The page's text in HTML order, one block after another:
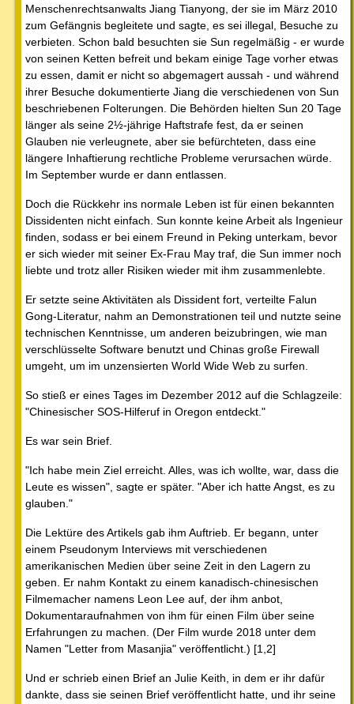
Menschenrechtsanwalts Jiang Tianyong, der sie im März 2010
zum Gefängnis begleitete und sagte, es sei illegal, Besuche zu
verbieten. Schon bald besuchten sie Sun regelmäßig - er wurde
von seinen Ketten befreit und bekam einige Tage vorher etwas
zu essen, damit er nicht so abgemagert aussah - und während
ihrer Besuche dokumentierte Jiang die verschiedenen von Sun
beschriebenen Folterungen. Die Behörden hielten Sun 20 Tage
länger als seine 2½-jährige Haftstrafe fest, da er seinen
Glauben nie verleugnete, aber sie befürchteten, dass eine
längere Inhaftierung rechtliche Probleme verursachen würde.
Im September wurde er dann entlassen.
Doch die Rückkehr ins normale Leben ist für einen bekannten
Dissidenten nicht einfach. Sun konnte keine Arbeit als Ingenieur
finden, sodass er bei einem Freund in Peking unterkam, bevor
er sich wieder mit seiner Ex-Frau May traf, die Sun immer noch
liebte und trotz aller Risiken wieder mit ihm zusammenlebte.
Er setzte seine Aktivitäten als Dissident fort, verteilte Falun
Gong-Literatur, nahm an Demonstrationen teil und nutzte seine
technischen Kenntnisse, um anderen beizubringen, wie man
verschlüsselte Software benutzt und Chinas große Firewall
umgeht, um im unzensierten World Wide Web zu surfen.
So stieß er eines Tages im Dezember 2012 auf die Schlagzeile:
"Chinesischer SOS-Hilferuf in Oregon entdeckt."
Es war sein Brief.
"Ich habe mein Ziel erreicht. Alles, was ich wollte, war, dass die
Leute es wissen", sagte er später. "Aber ich hatte Angst, es zu
glauben."
Die Lektüre des Artikels gab ihm Auftrieb. Er begann, unter
einem Pseudonym Interviews mit verschiedenen
amerikanischen Medien über seine Zeit in den Lagern zu
geben. Er nahm Kontakt zu einem kanadisch-chinesischen
Filmemacher namens Leon Lee auf, der ihm anbot,
Dokumentaraufnahmen von ihm für einen Film über seine
Erfahrungen zu machen. (Der Film wurde 2018 unter dem
Namen "Letter from Masanjia" veröffentlicht.) [1,2]
Und er schrieb einen Brief an Julie Keith, in dem er ihr dafür
dankte, dass sie seinen Brief veröffentlicht hatte, und ihr seine